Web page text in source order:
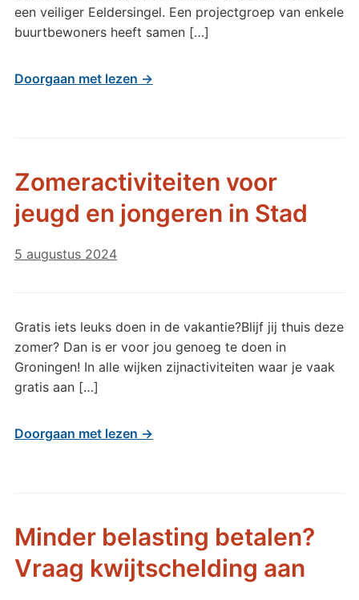
een veiliger Eeldersingel. Een projectgroep van enkele
buurtbewoners heeft samen […]
Doorgaan met lezen →
Zomeractiviteiten voor
jeugd en jongeren in Stad
5 augustus 2024
Gratis iets leuks doen in de vakantie?Blijf jij thuis deze
zomer? Dan is er voor jou genoeg te doen in
Groningen! In alle wijken zijnactiviteiten waar je vaak
gratis aan […]
Doorgaan met lezen →
Minder belasting betalen?
Vraag kwijtschelding aan